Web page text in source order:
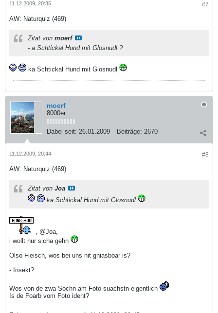
#7
11.12.2009, 20:35
AW: Naturquiz (469)
Zitat von moerf
- a Schtickal Hund mit Glosnudl ?
ka Schtickal Hund mit Glosnudl
moerf
8000er
Dabei seit: 26.01.2009 Beiträge: 2670
#8
11.12.2009, 20:44
AW: Naturquiz (469)
Zitat von Joa
ka Schtickal Hund mit Glosnudl
, @Joa,
i wollt nur sicha gehn
Olso Fleisch, wos bei uns nit gniasboar is?
- Insekt?
Wos von de zwa Sochn am Foto suachstn eigentlich
Is de Foarb vom Foto ident?